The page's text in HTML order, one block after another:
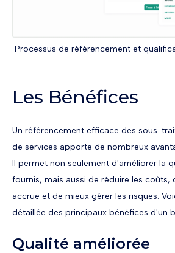
Processus de référencement et
Les Bénéfices
Un référencement efficace des sous-
de services apporte de nombreux
Il permet non seulement d'améliorer la
fournis, mais aussi de réduire les coûts,
accrue et de mieux gérer les risques.
détaillée des principaux bénéfices d'un
Qualité améliorée